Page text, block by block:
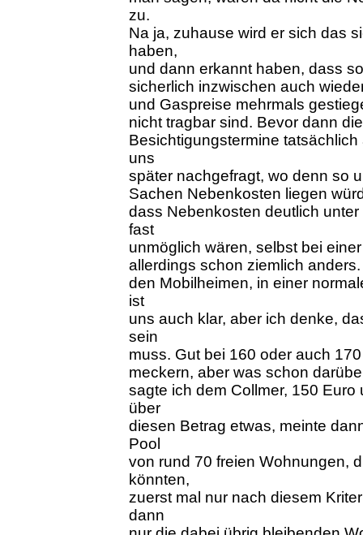
zu.
Na ja, zuhause wird er sich das
haben,
und dann erkannt haben, dass
sicherlich inzwischen auch
und Gaspreise mehrmals
nicht tragbar sind. Bevor dann
Besichtigungstermine
uns
später nachgefragt, wo denn so
Sachen Nebenkosten liegen
dass Nebenkosten deutlich
fast
unmöglich wären, selbst bei
allerdings schon ziemlich
den Mobilheimen, in einer
ist
uns auch klar, aber ich denke,
sein
muss. Gut bei 160 oder auch
meckern, aber was schon
sagte ich dem Collmer, 150
über
diesen Betrag etwas, meinte
Pool
von rund 70 freien Wohnungen,
könnten,
zuerst mal nur nach diesem
dann